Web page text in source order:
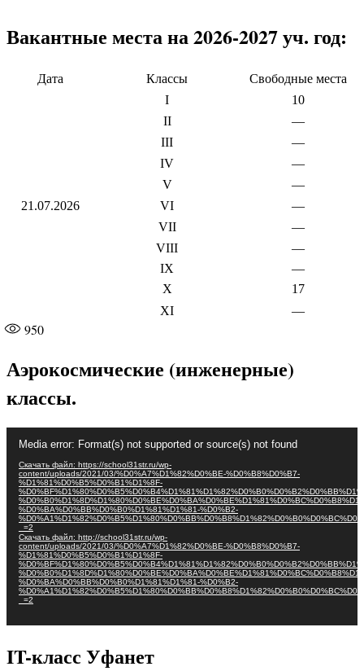
Вакантные места на 2026-2027 уч. год:
Дата Классы Свободные места
21.07.2026
I
10
II
—
III
—
IV
—
V
—
VI
—
VII
—
VIII
—
IX
—
X
17
XI
—
950
Аэрокосмические (инженерные)
классы.
Media error: Format(s) not supported or source(s) not found
Скачать файл: https://school31str.ru/wp-
content/uploads/2021/03/%D0%A7%D1%82%D0%BE-%D0%B8%D0%B7-
%D1%81%D0%B5%D0%B1%D1%8F-
%D0%BA%D0%BB%D0%B0%D1%81%D1%81-%D0%B2-
_=2
Скачать файл: http://school31str.ru/wp-
content/uploads/2021/03/%D0%A7%D1%82%D0%BE-%D0%B8%D0%B7-
%D1%81%D0%B5%D0%B1%D1%8F-
%D0%BA%D0%BB%D0%B0%D1%81%D1%81-%D0%B2-
_=2
IT-класс Уфанет